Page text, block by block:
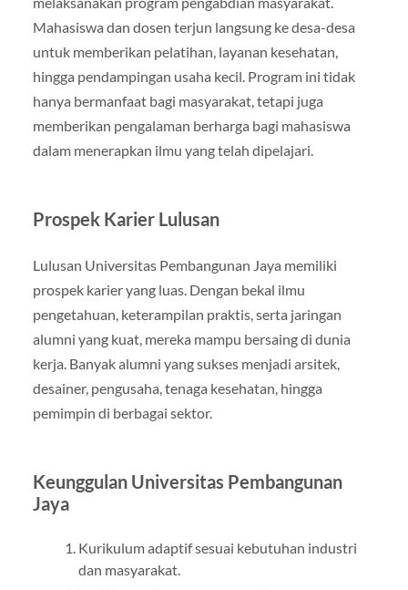
Mahasiswa dan dosen terjun langsung ke desa-desa
untuk memberikan pelatihan, layanan kesehatan,
hingga pendampingan usaha kecil. Program ini tidak
hanya bermanfaat bagi masyarakat, tetapi juga
memberikan pengalaman berharga bagi mahasiswa
dalam menerapkan ilmu yang telah dipelajari.
Prospek Karier Lulusan
Lulusan Universitas Pembangunan Jaya memiliki
prospek karier yang luas. Dengan bekal ilmu
pengetahuan, keterampilan praktis, serta jaringan
alumni yang kuat, mereka mampu bersaing di dunia
kerja. Banyak alumni yang sukses menjadi arsitek,
desainer, pengusaha, tenaga kesehatan, hingga
pemimpin di berbagai sektor.
Keunggulan Universitas Pembangunan
Jaya
Kurikulum adaptif sesuai kebutuhan industri
dan masyarakat.